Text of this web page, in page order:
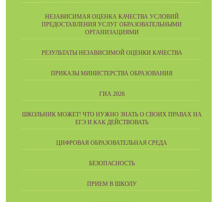
НЕЗАВИСИМАЯ ОЦЕНКА КАЧЕСТВА УСЛОВИЙ
ПРЕДОСТАВЛЕНИЯ УСЛУГ ОБРАЗОВАТЕЛЬНЫМИ
ОРГАНИЗАЦИЯМИ
РЕЗУЛЬТАТЫ НЕЗАВИСИМОЙ ОЦЕНКИ КАЧЕСТВА
ПРИКАЗЫ МИНИСТЕРСТВА ОБРАЗОВАНИЯ
ГИА 2026
ШКОЛЬНИК МОЖЕТ! ЧТО НУЖНО ЗНАТЬ О СВОИХ ПРАВАХ НА
ЕГЭ И КАК ДЕЙСТВОВАТЬ
ЦИФРОВАЯ ОБРАЗОВАТЕЛЬНАЯ СРЕДА
БЕЗОПАСНОСТЬ
ПРИЕМ В ШКОЛУ